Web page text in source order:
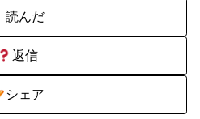
読んだ
返信
シェア